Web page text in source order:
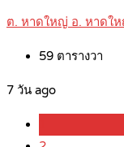
ต. หาดใหญ่ อ. หาดใ
59 ตารางวา
7 วัน ago